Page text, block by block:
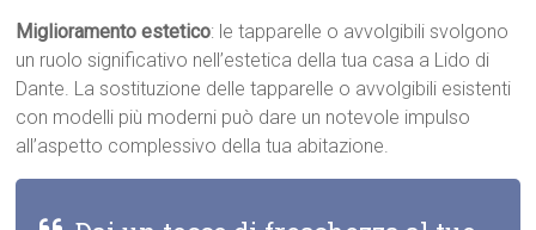
Miglioramento estetico: le tapparelle o avvolgibili svolgono
un ruolo significativo nell’estetica della tua casa a Lido di
Dante. La sostituzione delle tapparelle o avvolgibili esistenti
con modelli più moderni può dare un notevole impulso
all’aspetto complessivo della tua abitazione.